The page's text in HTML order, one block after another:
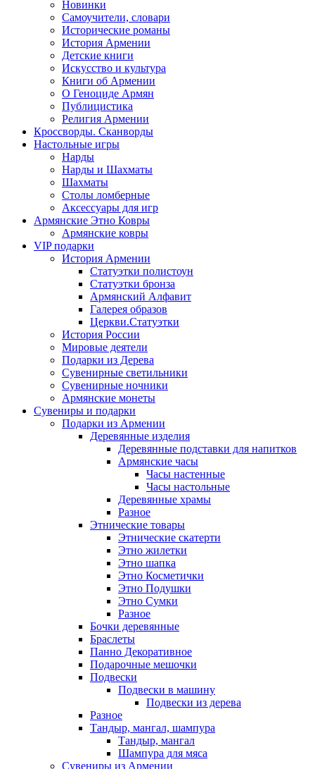
Новинки
Самоучители, словари
Исторические романы
История Армении
Детские книги
Иcкусство и культура
Книги об Армении
О Геноциде Армян
Публицистика
Религия Армении
Кроссворды. Сканворды
Настольные игры
Нарды
Нарды и Шахматы
Шахматы
Столы ломберные
Аксессуары для игр
Армянские Этно Ковры
Армянские ковры
VIP подарки
История Армении
Статуэтки полистоун
Статуэтки бронза
Армянский Алфавит
Галерея образов
Церкви.Статуэтки
История России
Мировые деятели
Подарки из Дерева
Сувенирные светильники
Сувенирные ночники
Армянские монеты
Сувениры и подарки
Подарки из Армении
Деревянные изделия
Деревянные подставки для напитков
Армянские часы
Часы настенные
Часы настольные
Деревянные храмы
Разное
Этнические товары
Этнические скатерти
Этно жилетки
Этно шапка
Этно Косметички
Этно Подушки
Этно Сумки
Разное
Бочки деревянные
Браслеты
Панно Декоративное
Подарочные мешочки
Подвески
Подвески в машину
Подвески из дерева
Разное
Тандыр, мангал, шампура
Тандыр, мангал
Шампура для мяса
Сувениры из Армении